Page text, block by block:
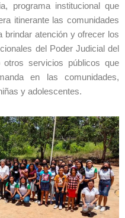
programa institucional que
itinerante las comunidades
brindar atención y ofrecer los
del Poder Judicial del
servicios públicos que
en las comunidades,
y adolescentes.